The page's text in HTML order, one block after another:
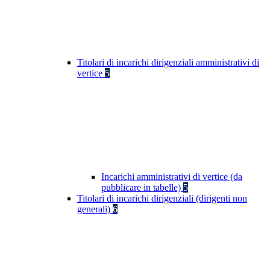
Titolari di incarichi dirigenziali amministrativi di
vertice 5
Incarichi amministrativi di vertice (da
pubblicare in tabelle) 5
Titolari di incarichi dirigenziali (dirigenti non
generali) 6